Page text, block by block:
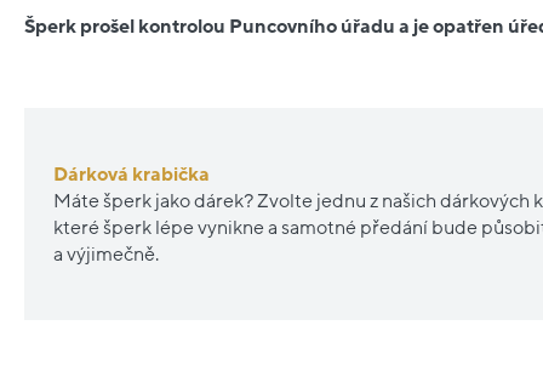
Šperk prošel kontrolou Puncovního úřadu a je opatřen
Dárková krabička
Máte šperk jako dárek? Zvolte jednu z našich dárkových
které šperk lépe vynikne a samotné předání bude
a výjimečně.